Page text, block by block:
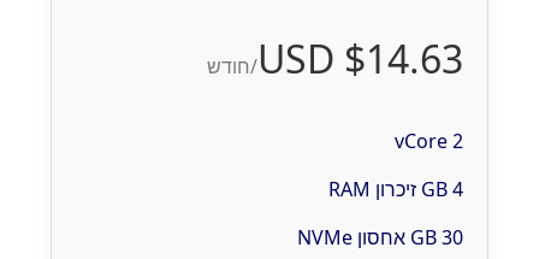
$14.63 USD /חודש
2 vCore
4 GB זיכרון RAM
30 GB אחסון NVMe